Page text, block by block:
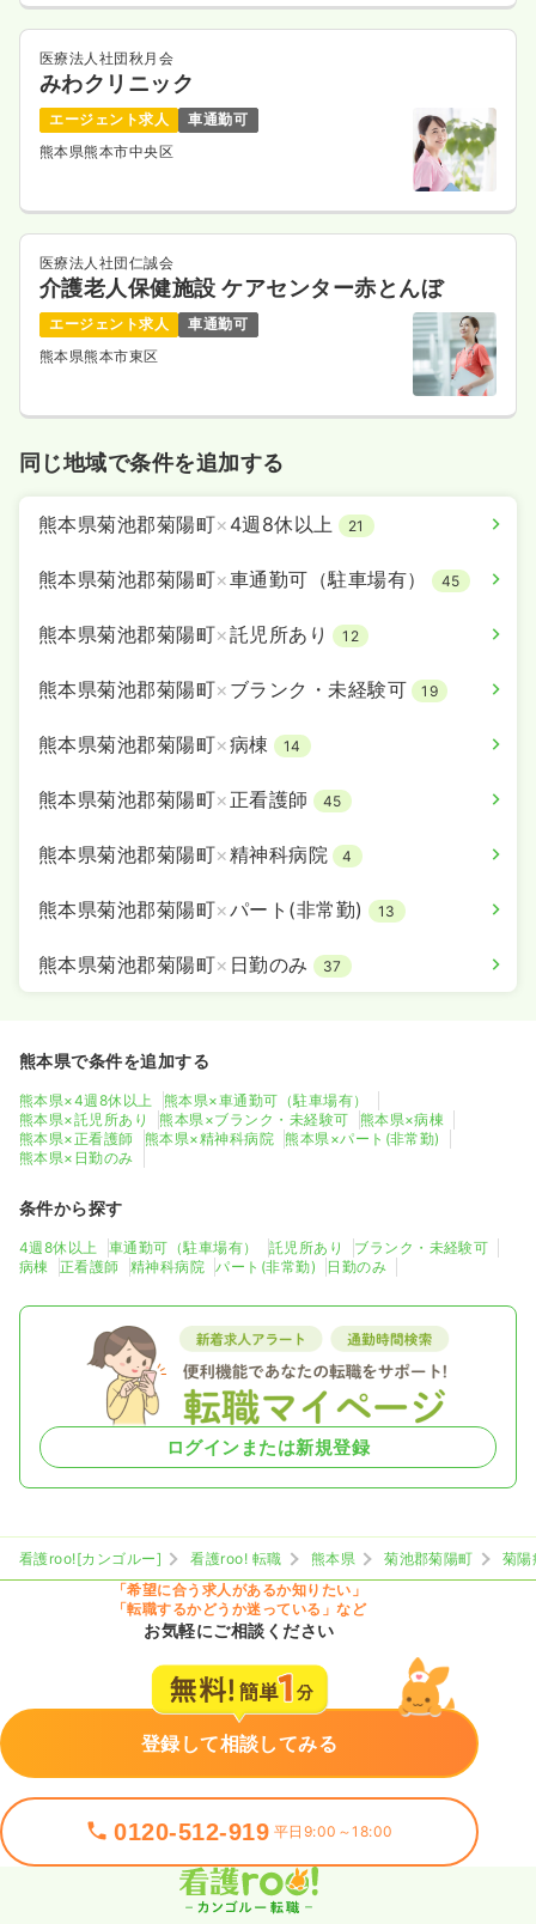
医療法人社団秋月会
みわクリニック
エージェント求人
車通勤可
熊本県熊本市中央区
医療法人社団仁誠会
介護老人保健施設 ケアセンター赤とんぼ
エージェント求人
車通勤可
熊本県熊本市東区
同じ地域で条件を追加する
熊本県菊池郡菊陽町× 4週8休以上 21
熊本県菊池郡菊陽町×車通勤可（駐車場有） 45
熊本県菊池郡菊陽町×託児所あり 12
熊本県菊池郡菊陽町× ブランク・未経験可 19
熊本県菊池郡菊陽町×病棟 14
熊本県菊池郡菊陽町× 正看護師 45
熊本県菊池郡菊陽町×精神科病院 4
熊本県菊池郡菊陽町×パート(非常勤) 13
熊本県菊池郡菊陽町× 日勤のみ 37
熊本県で条件を追加する
熊本県×4週8休以上
熊本県×車通勤可（駐車場有）
熊本県×託児所あり
熊本県×ブランク・未経験可
熊本県×病棟
熊本県×正看護師
熊本県×精神科病院
熊本県×パート(非常勤)
熊本県×日勤のみ
条件から探す
4週8休以上 車通勤可（駐車場有） 託児所あり
ブランク・未経験可
病棟
正看護師 精神科病院 パート(非常勤) 日勤のみ
ログインまたは新規登録
看護roo![カンゴルー] 看護roo! 転職 熊本県 菊池郡菊陽町
菊陽
「希望に合う求人があるか知りたい」
「転職するかどうか迷っている」など
お気軽にご相談ください
登録して相談してみる
0120-512-919 平日9:00～18:00